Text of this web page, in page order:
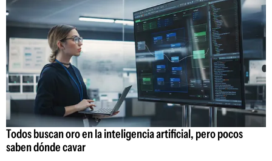
Todos buscan oro en la inteligencia artificial, pero pocos
saben dónde cavar